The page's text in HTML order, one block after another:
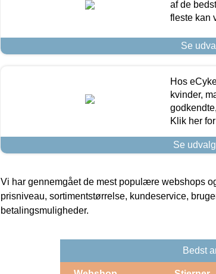
af de
fleste kan
Se
Hos
kvinder,
Klik her
Se
Vi har gennemgået de mest populære webshops
prisniveau, sortimentstørrelse, kundeservice,
betalingsmuligheder.
Bedst